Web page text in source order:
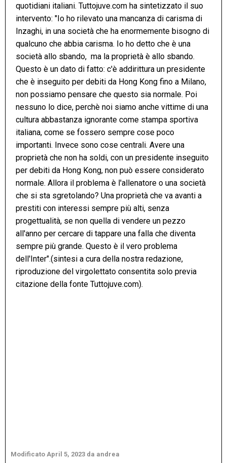
quotidiani italiani. Tuttojuve.com ha sintetizzato il suo
intervento: "Io ho rilevato una mancanza di carisma di
Inzaghi, in una società che ha enormemente bisogno di
qualcuno che abbia carisma. Io ho detto che è una
società allo sbando, ma la proprietà è allo sbando.
Questo è un dato di fatto: c'è addirittura un presidente
che è inseguito per debiti da Hong Kong fino a Milano,
non possiamo pensare che questo sia normale. Poi
nessuno lo dice, perchè noi siamo anche vittime di una
cultura abbastanza ignorante come stampa sportiva
italiana, come se fossero sempre cose poco
importanti. Invece sono cose centrali. Avere una
proprietà che non ha soldi, con un presidente inseguito
per debiti da Hong Kong, non può essere considerato
normale. Allora il problema è l'allenatore o una società
che si sta sgretolando? Una proprietà che va avanti a
prestiti con interessi sempre più alti, senza
progettualità, se non quella di vendere un pezzo
all'anno per cercare di tappare una falla che diventa
sempre più grande. Questo è il vero problema
dell'Inter".(sintesi a cura della nostra redazione,
riproduzione del virgolettato consentita solo previa
citazione della fonte Tuttojuve.com).
Modificato April 5, 2023 da andrea